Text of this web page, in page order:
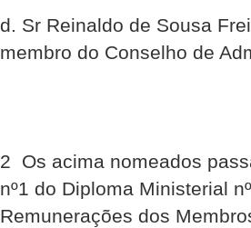
d. Sr Reinaldo de Sousa
membro do Conselho de
2  Os acima nomeados
nº1 do Diploma Ministerial
Remunerações dos